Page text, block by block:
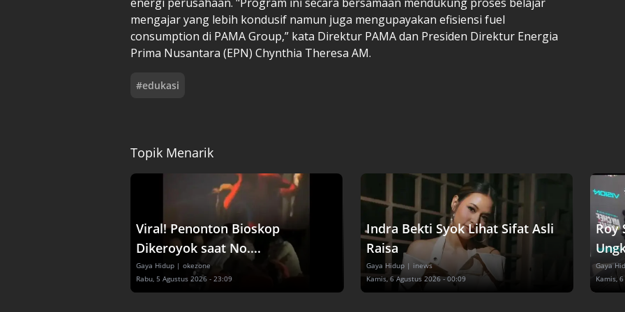
mengajar yang lebih kondusif namun juga mengupayakan efisiensi fuel
consumption di PAMA Group,” kata Direktur PAMA dan Presiden Direktur Energia
Prima Nusantara (EPN) Chynthia Theresa AM.
#edukasi
Topik Menarik
Viral! Penonton Bioskop
Dikeroyok saat No....
Gaya Hidup | okezone
Rabu, 5 Agustus 2026 - 23:09
Indra Bekti Syok Lihat Sifat Asli
Raisa
Gaya Hidup | inews
Kamis, 6 Agustus 2026 - 00:09
Roy
Gaya
Kamis,